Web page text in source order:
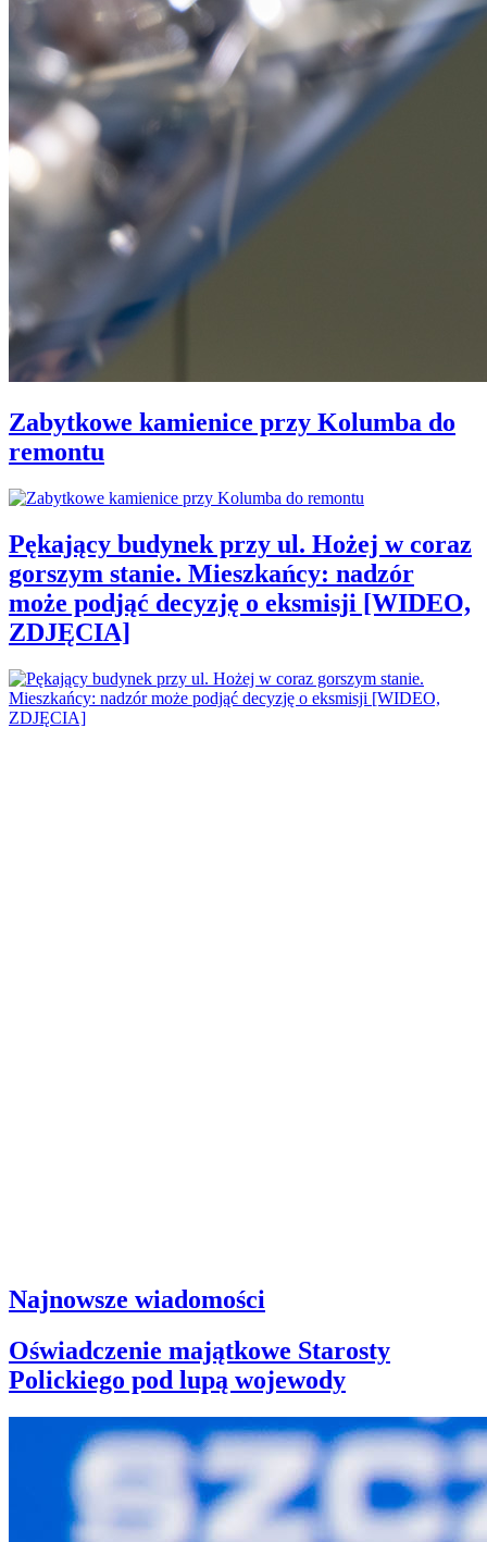
Zabytkowe kamienice przy Kolumba do
remontu
Pękający budynek przy ul. Hożej w coraz
gorszym stanie. Mieszkańcy: nadzór
może podjąć decyzję o eksmisji [WIDEO,
ZDJĘCIA]
Najnowsze wiadomości
Oświadczenie majątkowe Starosty
Polickiego pod lupą wojewody